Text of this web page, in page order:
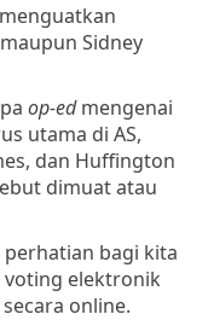
Sidney
op-edmengenai
utama di AS,
dan Huffington
dimuat atau
bagi kita
voting elektronik
online.